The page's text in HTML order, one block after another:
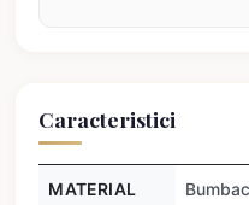
Caracteristici
MATERIAL